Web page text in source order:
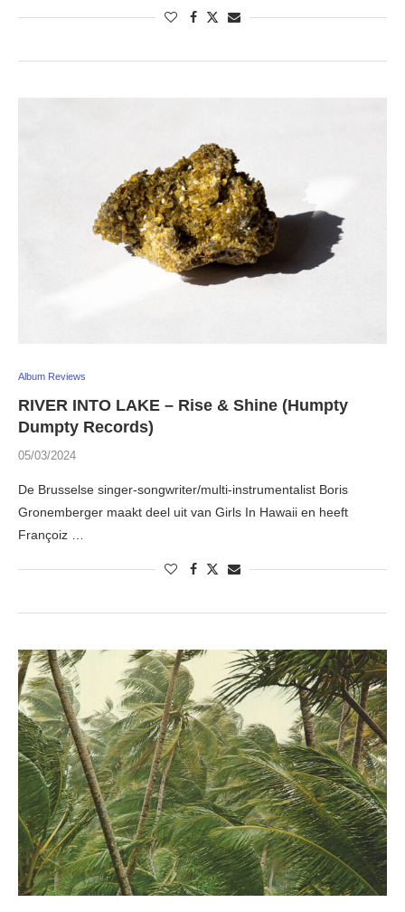
Album Reviews
RIVER INTO LAKE – Rise & Shine (Humpty
Dumpty Records)
05/03/2024
De Brusselse singer-songwriter/multi-instrumentalist Boris
Gronemberger maakt deel uit van Girls In Hawaii en heeft
Françoiz …